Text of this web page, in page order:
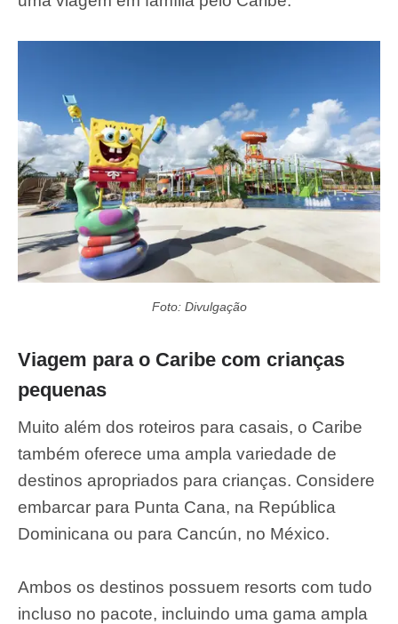
Foto: Divulgação
Viagem para o Caribe com crianças
pequenas
Muito além dos roteiros para casais, o Caribe
também oferece uma ampla variedade de
destinos apropriados para crianças. Considere
embarcar para Punta Cana, na República
Dominicana ou para Cancún, no México.
Ambos os destinos possuem resorts com tudo
incluso no pacote, incluindo uma gama ampla